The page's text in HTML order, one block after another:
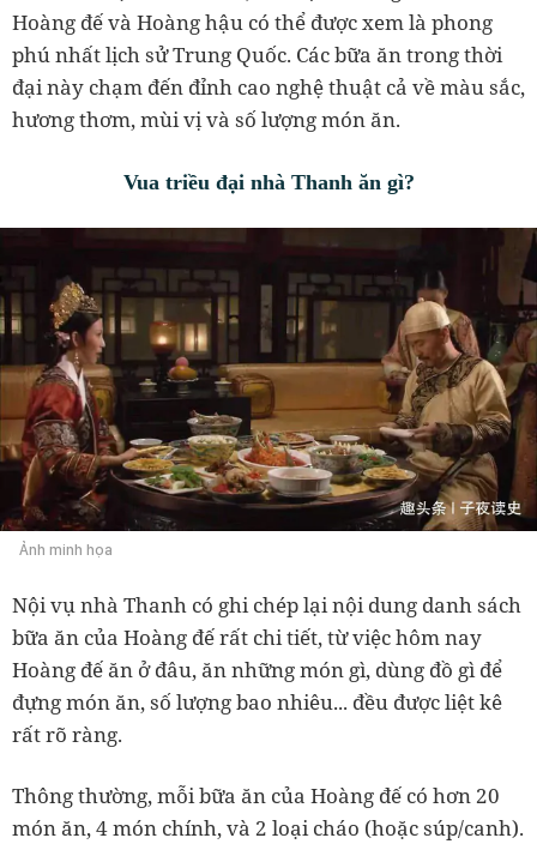
Hoàng đế và Hoàng hậu có thể được xem là phong
phú nhất lịch sử Trung Quốc. Các bữa ăn trong thời
đại này chạm đến đỉnh cao nghệ thuật cả về màu sắc,
hương thơm, mùi vị và số lượng món ăn.
Vua triều đại nhà Thanh ăn gì?
Ảnh minh họa
Nội vụ nhà Thanh có ghi chép lại nội dung danh sách
bữa ăn của Hoàng đế rất chi tiết, từ việc hôm nay
Hoàng đế ăn ở đâu, ăn những món gì, dùng đồ gì để
đựng món ăn, số lượng bao nhiêu... đều được liệt kê
rất rõ ràng.
Thông thường, mỗi bữa ăn của Hoàng đế có hơn 20
món ăn, 4 món chính, và 2 loại cháo (hoặc súp/canh).